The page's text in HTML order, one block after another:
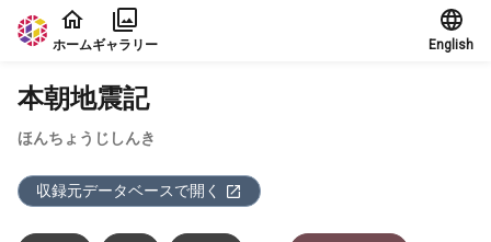
本文に飛ぶ
ホームギャラリー English
本朝地震記
ほんちょうじしんき
収録元データベースで開く